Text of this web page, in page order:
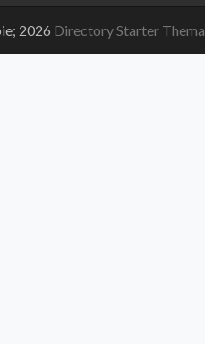
2026 Directory Starter Thema